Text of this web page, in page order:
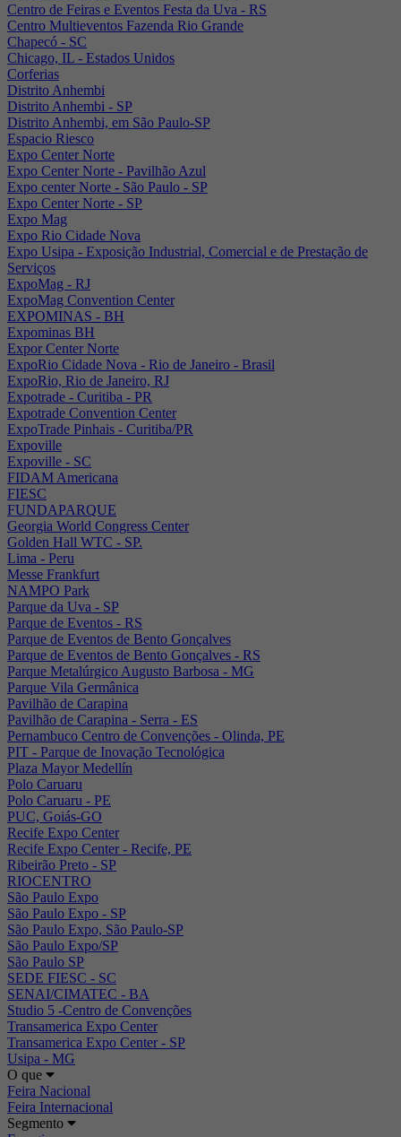
Centro de Feiras e Eventos Festa da Uva - RS
Centro Multieventos Fazenda Rio Grande
Chapecó - SC
Chicago, IL - Estados Unidos
Corferias
Distrito Anhembi
Distrito Anhembi - SP
Distrito Anhembi, em São Paulo-SP
Espacio Riesco
Expo Center Norte
Expo Center Norte - Pavilhão Azul
Expo center Norte - São Paulo - SP
Expo Center Norte - SP
Expo Mag
Expo Rio Cidade Nova
Expo Usipa - Exposição Industrial, Comercial e de Prestação de
Serviços
ExpoMag - RJ
ExpoMag Convention Center
EXPOMINAS - BH
Expominas BH
Expor Center Norte
ExpoRio Cidade Nova - Rio de Janeiro - Brasil
ExpoRio, Rio de Janeiro, RJ
Expotrade - Curitiba - PR
Expotrade Convention Center
ExpoTrade Pinhais - Curitiba/PR
Expoville
Expoville - SC
FIDAM Americana
FIESC
FUNDAPARQUE
Georgia World Congress Center
Golden Hall WTC - SP.
Lima - Peru
Messe Frankfurt
NAMPO Park
Parque da Uva - SP
Parque de Eventos - RS
Parque de Eventos de Bento Gonçalves
Parque de Eventos de Bento Gonçalves - RS
Parque Metalúrgico Augusto Barbosa - MG
Parque Vila Germânica
Pavilhão de Carapina
Pavilhão de Carapina - Serra - ES
Pernambuco Centro de Convenções - Olinda, PE
PIT - Parque de Inovação Tecnológica
Plaza Mayor Medellín
Polo Caruaru
Polo Caruaru - PE
PUC, Goiás-GO
Recife Expo Center
Recife Expo Center - Recife, PE
Ribeirão Preto - SP
RIOCENTRO
São Paulo Expo
São Paulo Expo - SP
São Paulo Expo, São Paulo-SP
São Paulo Expo/SP
São Paulo SP
SEDE FIESC - SC
SENAI/CIMATEC - BA
Studio 5 -Centro de Convenções
Transamerica Expo Center
Transamerica Expo Center - SP
Usipa - MG
O que
Feira Nacional
Feira Internacional
Segmento